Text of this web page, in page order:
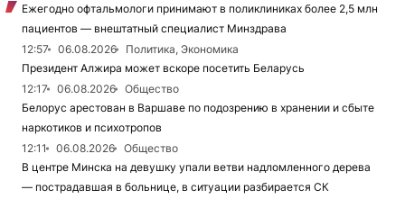
Ежегодно офтальмологи принимают в поликлиниках более 2,5 млн
пациентов — внештатный специалист Минздрава
12:57
06.08.2026
Политика, Экономика
Президент Алжира может вскоре посетить Беларусь
12:17
06.08.2026
Общество
Белорус арестован в Варшаве по подозрению в хранении и сбыте
наркотиков и психотропов
12:11
06.08.2026
Общество
В центре Минска на девушку упали ветви надломленного дерева
— пострадавшая в больнице, в ситуации разбирается СК